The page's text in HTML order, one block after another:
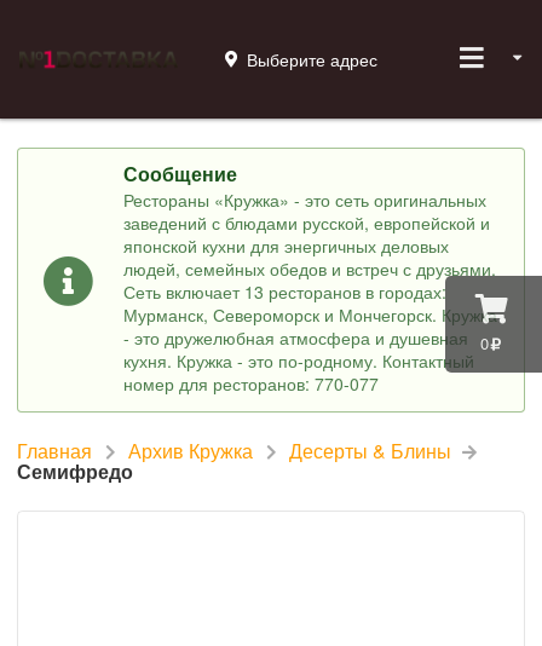
0
Выберите адрес
Сообщение
Рестораны «Кружка» - это сеть оригинальных
заведений с блюдами русской, европейской и
японской кухни для энергичных деловых
людей, семейных обедов и встреч с друзьями.
Сеть включает 13 ресторанов в городах:
Мурманск, Североморск и Мончегорск. Кружка
- это дружелюбная атмосфера и душевная
кухня. Кружка - это по-родному. Контактный
номер для ресторанов: 770-077
Главная Архив Кружка Десерты & Блины
Семифредо